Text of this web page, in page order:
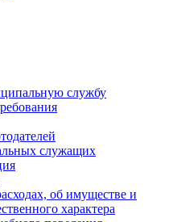
службу
служащих
об имуществе и
характера